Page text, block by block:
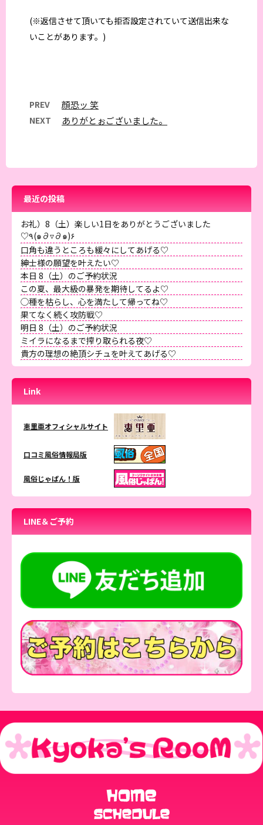
(※返信させて頂いても拒否設定されていて送信出来な
いことがあります。)
PREV 顔恐ッ 笑
NEXT ありがとぉございました。
最近の投稿
お礼）8（土）楽しい1日をありがとうございました
♡٩(๑∂▿∂๑)۶
口角も違うところも緩々にしてあげる♡
紳士様の願望を叶えたい♡
本日 8（土）のご予約状況
この夏、最大級の暴発を期待してるよ♡
◯種を枯らし、心を満たして帰ってね♡
果てなく続く攻防戦♡
明日 8（土）のご予約状況
ミイラになるまで搾り取られる夜♡
貴方の理想の絶頂シチュを叶えてあげる♡
Link
恵里亜オフィシャルサイト
口コミ風俗情報局版
風俗じゃぱん！版
LINE＆ご予約